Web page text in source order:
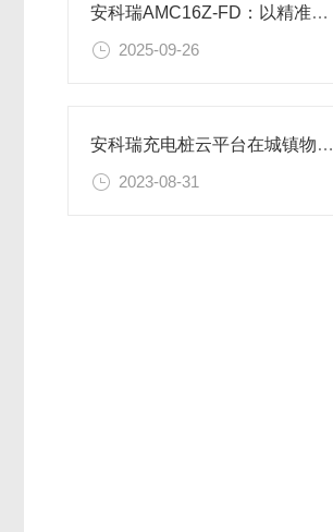
安科瑞AMC16Z-FD：以精准电芯内阻定位，筑牢锂电池安全防线
2025-09-26
安科瑞充电桩云平台在城镇物业小区改造中的应用
2023-08-31